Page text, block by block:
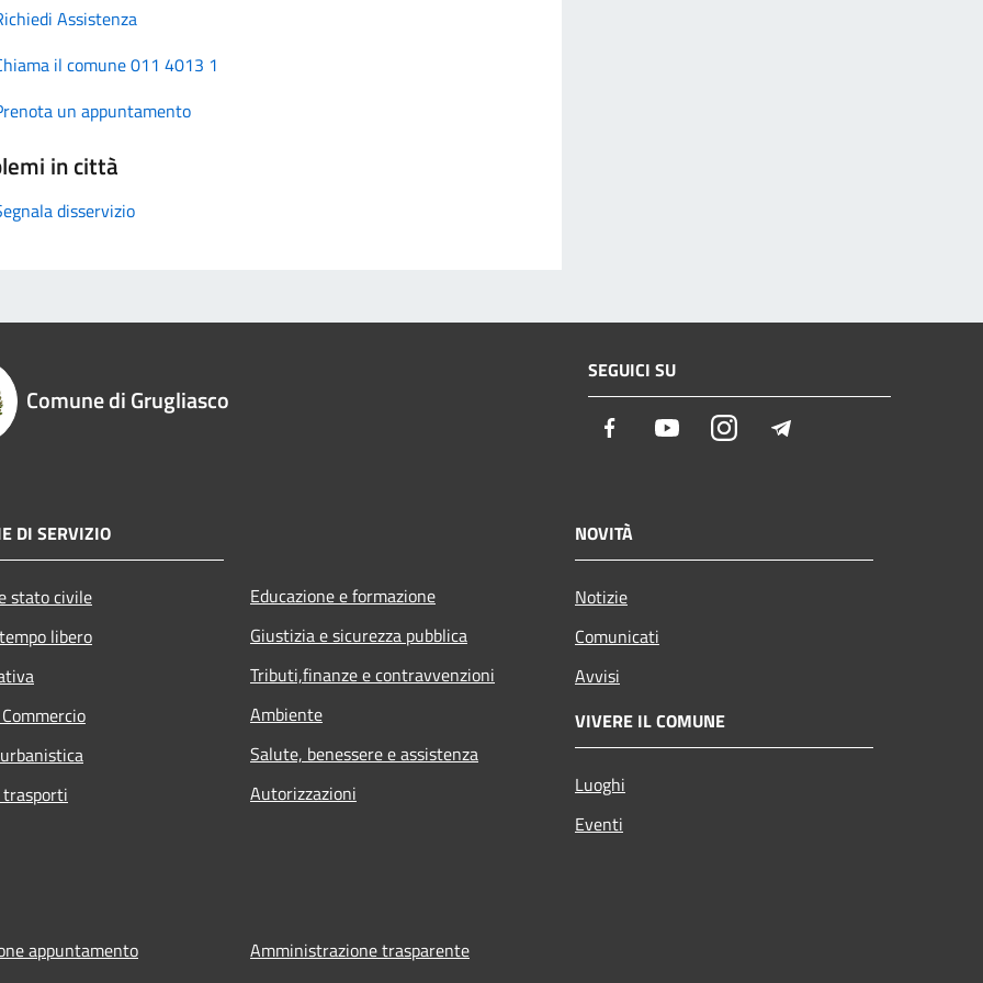
Assistenza
il comune 011 4013 1
un appuntamento
in città
disservizio
Comune di Grugliasco
SEGUICI SU
Facebook YoutubeInstagram
DI SERVIZIO
stato civile
libero
Educazione e formazione
Giustizia e sicurezza pubblica
Tributi,finanze e contravvenzioni
Ambiente
Salute, benessere e assistenza
Autorizzazioni
NOVITÀ
Notizie
Comunicati
Avvisi
VIVERE IL COMUNE
Luoghi
Eventi
appuntamento
Amministrazione trasparente